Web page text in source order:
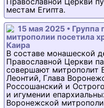
местам Египта.
15 мая 2025 •
митрополии посетила
Каира
В составе монашеской
Православной Церкви
совершают митрополит
Леонтий, Глава
Россошанский и
и игумении
Воронежской